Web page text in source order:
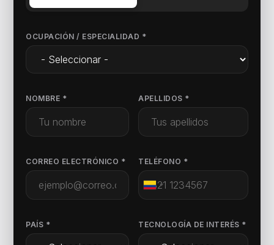
OCUPACIÓN / ESPECIALIDAD *
NOMBRE * APELLIDOS *
CORREO ELECTRÓNICO * TELÉFONO *
PAÍS * TECNOLOGÍA DE INTERÉS *